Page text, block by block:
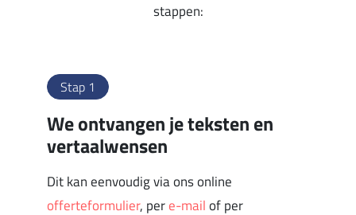
stappen:
Stap 1
We ontvangen je teksten en
vertaalwensen
Dit kan eenvoudig via ons online
offerteformulier, pere-mailof per